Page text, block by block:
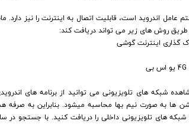
شبکه های تلویزیونی می توانید از برنامه های
ها به صورت نیم بها محاسبه میشود. بنابراین به
شبکه های تلویزیونی داخلی را دریافت کنید. با جستجو در